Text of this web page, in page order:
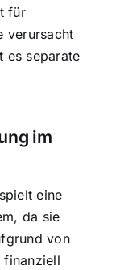
für
verursacht
es separate
im
eine
da sie
von
finanziell